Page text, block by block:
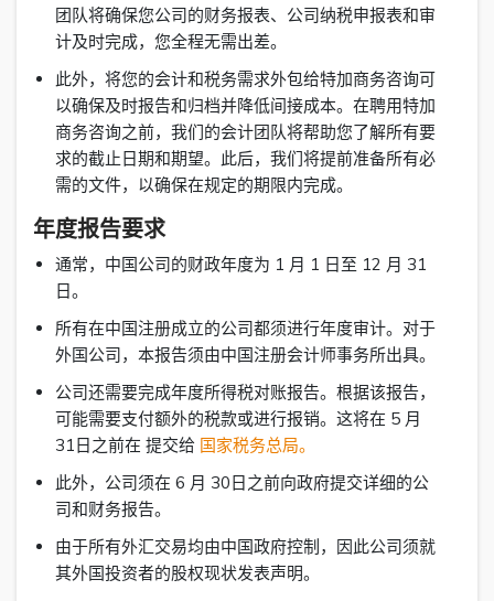
团队将确保您公司的财务报表、公司纳税申报表和审
计及时完成，您全程无需出差。
此外，将您的会计和税务需求外包给特加商务咨询可
以确保及时报告和归档并降低间接成本。在聘用特加
商务咨询之前，我们的会计团队将帮助您了解所有要
求的截止日期和期望。此后，我们将提前准备所有必
需的文件，以确保在规定的期限内完成。
年度报告要求
通常，中国公司的财政年度为 1 月 1 日至 12 月 31
日。
所有在中国注册成立的公司都须进行年度审计。对于
外国公司，本报告须由中国注册会计师事务所出具。
公司还需要完成年度所得税对账报告。根据该报告，
可能需要支付额外的税款或进行报销。这将在 5 月
31日之前在 提交给 国家税务总局。
此外，公司须在 6 月 30日之前向政府提交详细的公
司和财务报告。
由于所有外汇交易均由中国政府控制，因此公司须就
其外国投资者的股权现状发表声明。